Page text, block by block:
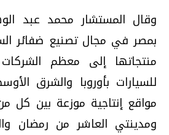
وقال المستشار محمد عبد
بمصر في مجال تصنيع ضفائر
منتجاتها إلى معظم الشركات
للسيارات بأوروبا والشرق
مواقع إنتاجية موزعة بين كل
ومدينتي العاشر من رمضان